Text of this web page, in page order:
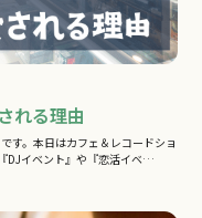
れる理由
す。本日はカフェ＆レコードショ
DJイベント』や『恋活イベ…